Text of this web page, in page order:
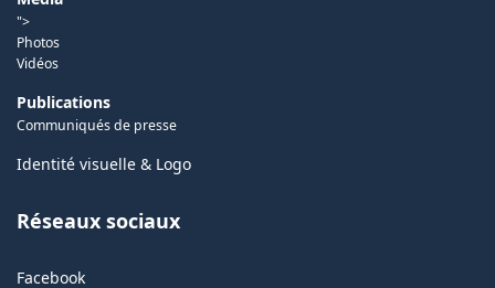
">
Photos
Vidéos
Publications
Communiqués de presse
Identité visuelle & Logo
Réseaux sociaux
Facebook